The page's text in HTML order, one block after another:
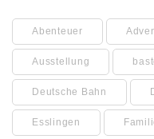
Abenteuer
Ausstellung
Deutsche Bahn
Esslingen